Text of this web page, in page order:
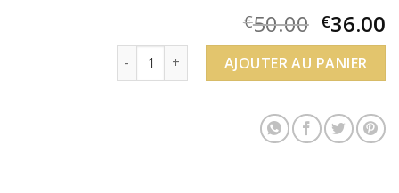
€50.00 €36.00
quantité de swarovski bague or
AJOUTER AU PANIER